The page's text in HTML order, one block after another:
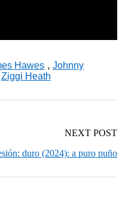
Hawes , Johnny
Ziggi Heath
NEXT POST
duro (2024): a puro puño